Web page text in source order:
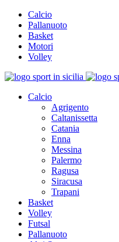
Calcio
Pallanuoto
Basket
Motori
Volley
Calcio
Agrigento
Caltanissetta
Catania
Enna
Messina
Palermo
Ragusa
Siracusa
Trapani
Basket
Volley
Futsal
Pallanuoto